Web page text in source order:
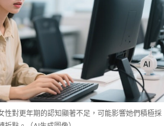
性對更年期的認知顯著不足，可能影響她們積極採